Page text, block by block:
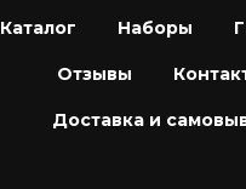
Каталог Наборы
Отзывы
Доставка и